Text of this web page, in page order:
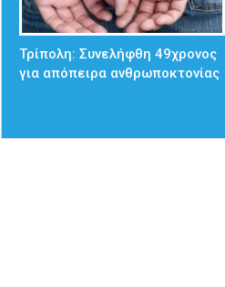
Τρίπολη: Συνελήφθη 49χρονος
για απόπειρα ανθρωποκτονίας